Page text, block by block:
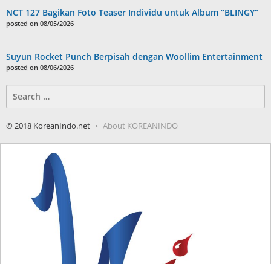
NCT 127 Bagikan Foto Teaser Individu untuk Album “BLINGY”
posted on 08/05/2026
Suyun Rocket Punch Berpisah dengan Woollim Entertainment
posted on 08/06/2026
for:
© 2018 KoreanIndo.net About KOREANINDO